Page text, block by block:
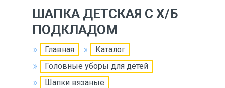
ШАПКА ДЕТСКАЯ С Х/Б
ПОДКЛАДОМ
Главная
Каталог
Головные уборы для детей
Шапки вязаные